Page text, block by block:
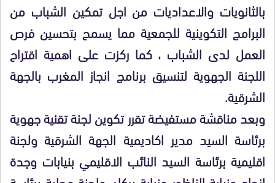
بالثانويات والاعداديات من اجل تمكين الشباب من
البرامج التكوينية للجمعية مما يسمح بتحسين فرص
العمل لدى الشباب ، كما ركزت على اهمية اقتراح
اللجنة الجهوية لتنسيق برنامج انجاز المغرب بالجهة
الشرقية.
وبعد مناقشة مستفيضة تقرر تكوين لجنة تقنية جهوية
برئاسة السيد مدير اكاديمية الجهة الشرقية ولجنة
اقليمية برئاسة السيد النائب الاقليمي بنيابات وجدة